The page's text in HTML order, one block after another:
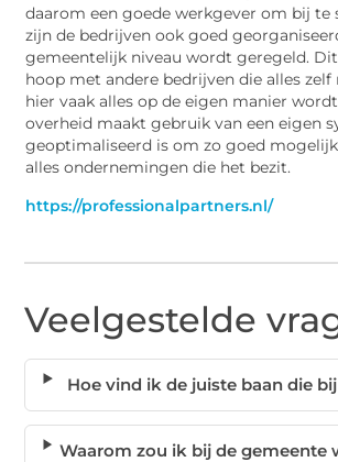
daarom een goede werkgever om bij te
zijn de bedrijven ook goed
gemeentelijk niveau wordt geregeld.
hoop met andere bedrijven die alles zelf
hier vaak alles op de eigen manier
overheid maakt gebruik van een eigen
geoptimaliseerd is om zo goed
alles ondernemingen die het bezit.
https://professionalpartners.nl/
Veelgestelde
Hoe vind ik de juiste baan die
Waarom zou ik bij de gemeente